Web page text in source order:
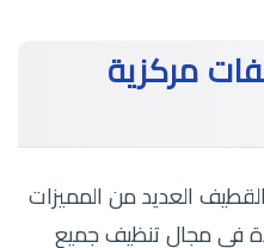
مركزية
العديد من المميزات
في مجال تنظيف جميع